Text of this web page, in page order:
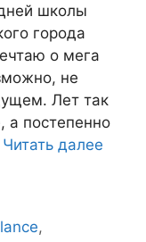
школы
города
о мега
не
Лет так
а постепенно
Читать далее
,